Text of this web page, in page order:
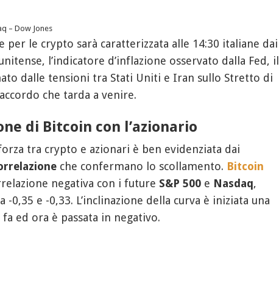
– Dow Jones
per le crypto sarà caratterizzata alle 14:30 italiane dai
l’indicatore d’inflazione osservato dalla Fed, il
dalle tensioni tra Stati Uniti e Iran sullo Stretto di
che tarda a venire.
di Bitcoin con l’azionario
tra crypto e azionari è ben evidenziata dai
che confermano lo scollamento. Bitcoin
negativa con i future S&P 500e Nasdaq,
-0,35 e -0,33. L’inclinazione della curva è iniziata una
ed ora è passata in negativo.